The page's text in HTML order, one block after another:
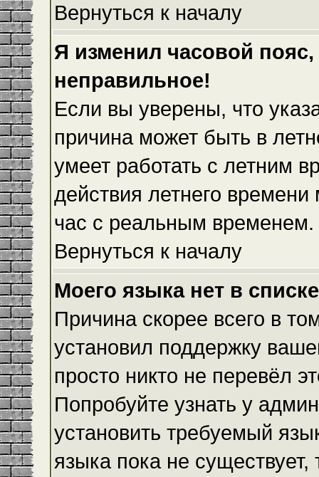
Вернуться к началу
Я изменил часовой
неправильное!
Если вы уверены, что
причина может быть в
умеет работать с летним
действия летнего
час с реальным временем.
Вернуться к началу
Моего языка нет в
Причина скорее всего в
установил поддержку
просто никто не перевёл
Попробуйте узнать у
установить требуемый
языка пока не